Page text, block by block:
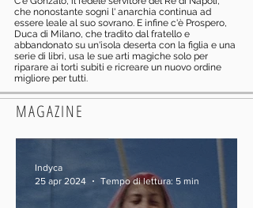
che nonostante sogni l' anarchia continua ad
essere leale al suo sovrano. E infine c'è Prospero,
Duca di Milano, che tradito dal fratello e
abbandonato su un'isola deserta con la figlia e una
serie di libri, usa le sue arti magiche solo per
riparare ai torti subiti e ricreare un nuovo ordine
migliore per tutti.
MAGAZINE
Indyca
25 apr 2024
Tempo di lettura: 5 min